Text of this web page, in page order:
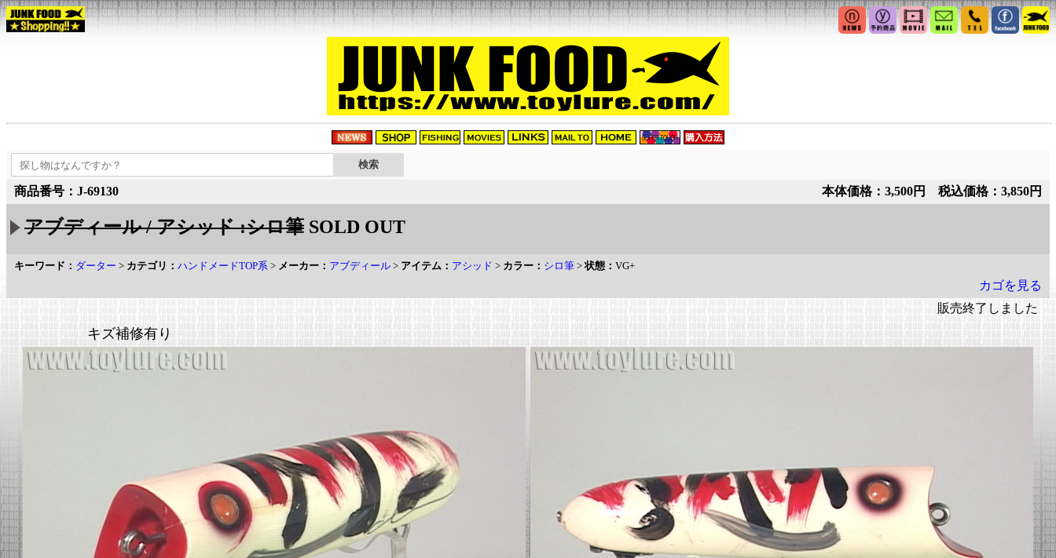
商品番号：J-69130 本体価格：3,500円 税込価格：3,850円
アブディール / アシッド :シロ筆 SOLD OUT
キーワード： ダーター > カテゴリ： ハンドメードTOP系 > メーカー： アブディール > アイテム： アシッド > カラー： シロ筆 >状態： VG+
カゴを見る
販売終了しました
キズ補修有り